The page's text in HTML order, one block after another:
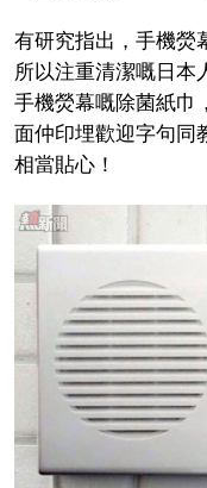
有研究指出，手機熒
所以注重清潔嘅日本
手機熒幕嘅除菌紙巾
面仲印埋歡迎字句同
相當貼心！